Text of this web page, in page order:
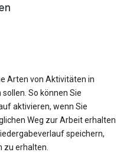
Arten von Aktivitäten in
So können Sie
aktivieren, wenn Sie
Weg zur Arbeit erhalten
speichern,
erhalten.